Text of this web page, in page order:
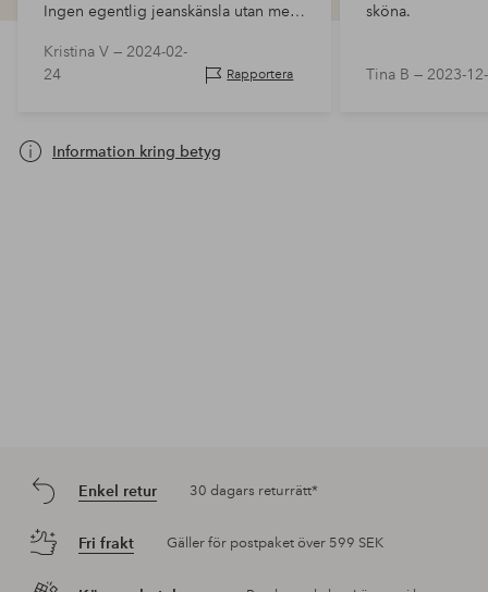
Ingen egentlig jeanskänsla utan mer
efter några tvättar men blir fina igen
med ”back to black”.
Kristina V — 2024-02-
24
Rapportera
sköna.
Tina B — 2023-
Information kring betyg
Enkel retur 30 dagars returrätt*
Fri frakt Gäller för postpaket över 599 SEK